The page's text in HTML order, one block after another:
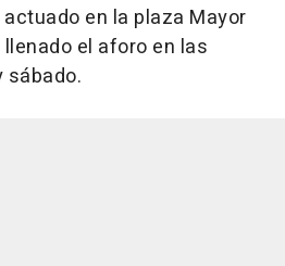
en la plaza Mayor
el aforo en las
sábado.